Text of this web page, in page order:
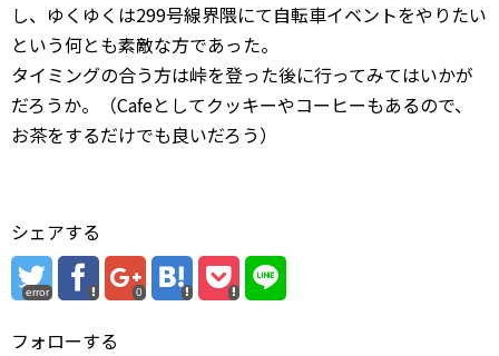
し、ゆくゆくは299号線界隈にて自転車イベントをやりたい
という何とも素敵な方であった。
タイミングの合う方は峠を登った後に行ってみてはいかが
だろうか。（Cafeとしてクッキーやコーヒーもあるので、
お茶をするだけでも良いだろう）
シェアする
error 0
フォローする